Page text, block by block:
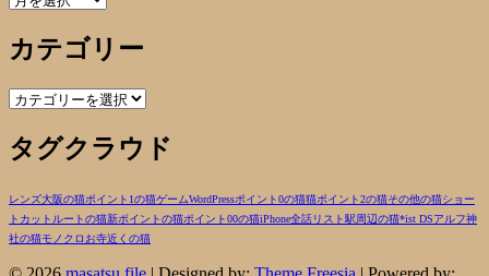
カ
イ
ブ
カテゴリー
カ
ゴ
リ
タグクラウド
レンズ大阪の猫ポイント1の猫ゲームWordPressポイント0の猫猫ポイント2の猫その他の猫ショー
トカットルートの猫新ポイントの猫ポイント00の猫iPhone全話リスト駅周辺の猫*ist DSアルフ神
社の猫モノクロ お寺近くの猫